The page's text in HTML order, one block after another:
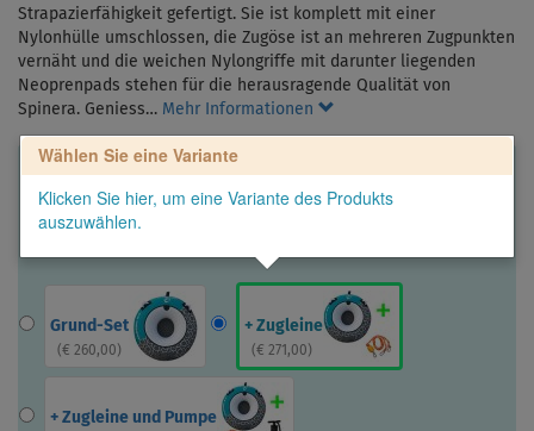
Strapazierfähigkeit gefertigt. Sie ist komplett mit einer
Nylonhülle umschlossen, die Zugöse ist an mehreren Zugpunkten
vernäht und die weichen Nylongriffe mit darunter liegenden
Neoprenpads stehen für die herausragende Qualität von
Spinera. Geniess… Mehr Informationen
Wählen Sie eine Variante
Klicken Sie hier, um eine Variante des Produkts
auszuwählen.
Grund-Set
( € 260,00)
+ Zugleine
( € 271,00)
+ Zugleine und Pumpe